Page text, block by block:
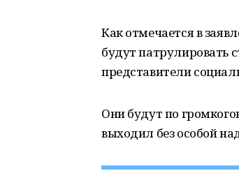
Как отмечается в
будут патрулировать
представители
Они будут по
выходил без особой